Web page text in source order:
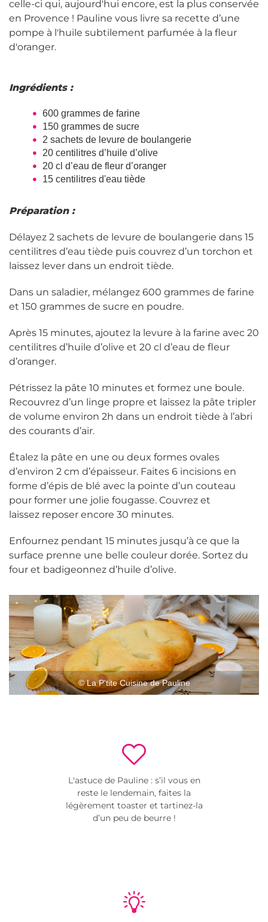
celle-ci qui, aujourd'hui encore, est la plus conservée
en Provence ! Pauline vous livre sa recette d’une
pompe à l'huile subtilement parfumée à la fleur
d'oranger.
Ingrédients :
600 grammes de farine
150 grammes de sucre
2 sachets de levure de boulangerie
20 centilitres d’huile d’olive
20 cl d’eau de fleur d’oranger
15 centilitres d'eau tiède
Préparation :
Délayez 2 sachets de levure de boulangerie dans 15
centilitres d’eau tiède puis couvrez d’un torchon et
laissez lever dans un endroit tiède.
Dans un saladier, mélangez 600 grammes de farine
et 150 grammes de sucre en poudre.
Après 15 minutes, ajoutez la levure à la farine avec 20
centilitres d’huile d’olive et 20 cl d’eau de fleur
d’oranger.
Pétrissez la pâte 10 minutes et formez une boule.
Recouvrez d’un linge propre et laissez la pâte tripler
de volume environ 2h dans un endroit tiède à l’abri
des courants d’air.
Étalez la pâte en une ou deux formes ovales
d’environ 2 cm d’épaisseur. Faites 6 incisions en
forme d’épis de blé avec la pointe d’un couteau
pour former une jolie fougasse. Couvrez et
laissez reposer encore 30 minutes.
Enfournez pendant 15 minutes jusqu’à ce que la
surface prenne une belle couleur dorée. Sortez du
four et badigeonnez d’huile d’olive.
© La P'tite Cuisine de Pauline
L'astuce de Pauline : s’il vous en
reste le lendemain, faites la
légèrement toaster et tartinez-la
d’un peu de beurre !